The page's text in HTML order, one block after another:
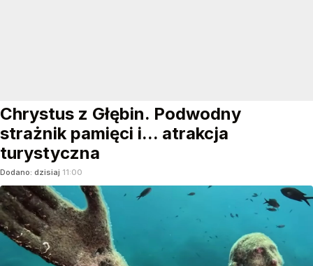
Chrystus z Głębin. Podwodny
strażnik pamięci i... atrakcja
turystyczna
Dodano: dzisiaj 11:00